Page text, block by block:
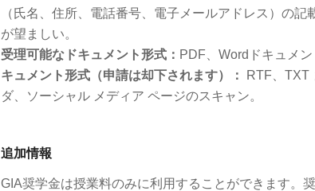
（氏名、住所、電話番号、電子メールアドレス）の記
が望ましい。
受理可能なドキュメント形式： PDF、Wordドキュメン
キュメント形式（申請は却下されます）：
RTF、TXT
ダ、ソーシャル メディア ページのスキャン。
追加情報
GIA奨学金は授業料のみに利用することができます。